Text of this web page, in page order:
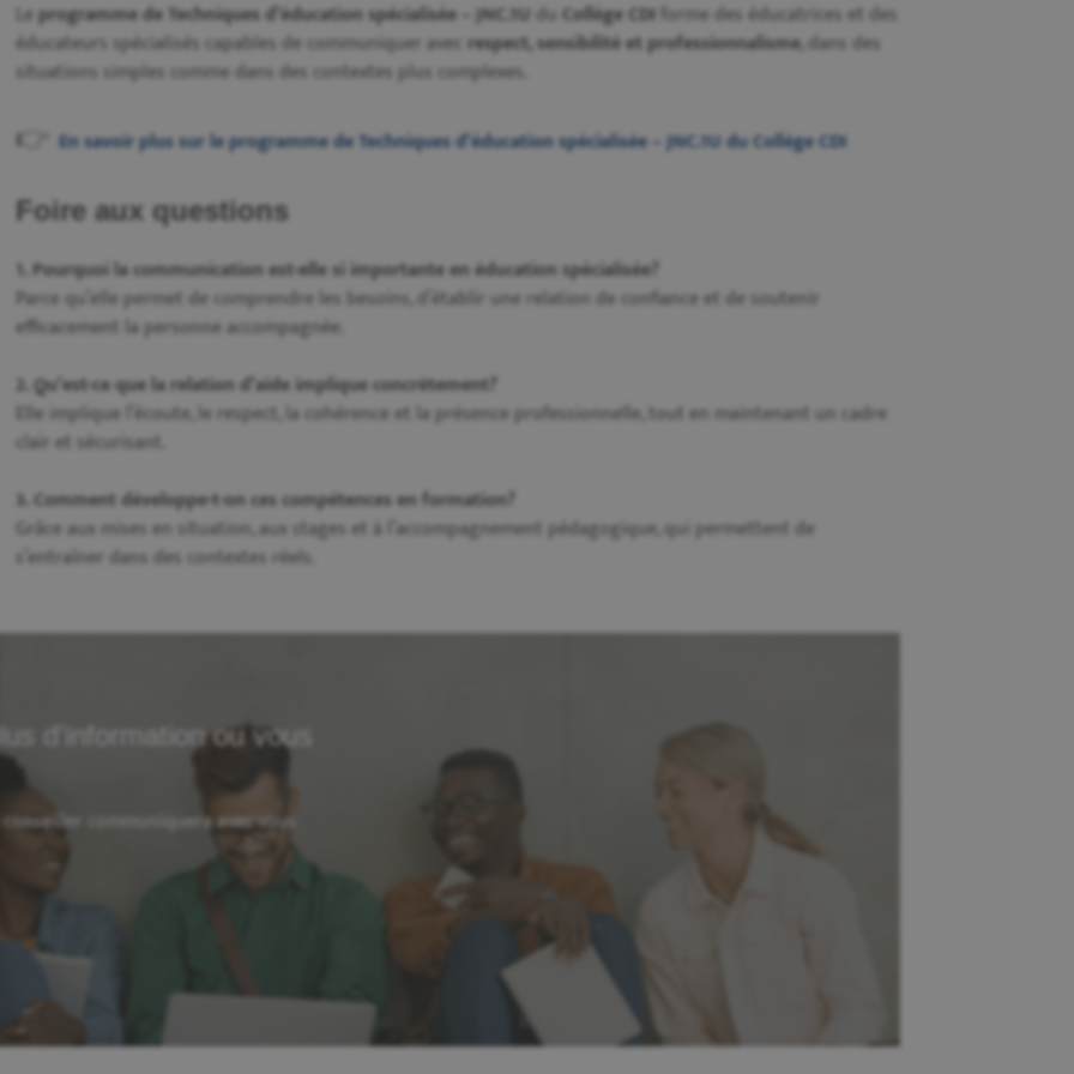
Leprogramme de Techniques d’éducation spécialisée – JNC.1U duCollège CDIforme des éducatrices et des
éducateurs spécialisés capables de communiquer avecrespect, sensibilité et professionnalisme , dans des
situations simples comme dans des contextes plus complexes.
👉En savoir plus sur le programme de Techniques d’éducation spécialisée – JNC.1U du Collège CDI
Foire aux questions
1. Pourquoi la communication est-elle si importante en éducation spécialisée?
Parce qu’elle permet de comprendre les besoins, d’établir une relation de confiance et de soutenir
efficacement la personne accompagnée.
2. Qu’est-ce que la relation d’aide implique concrètement?
Elle implique l’écoute, le respect, la cohérence et la présence professionnelle, tout en maintenant un cadre
clair et sécurisant.
3. Comment développe-t-on ces compétences en formation?
Grâce aux mises en situation, aux stages et à l’accompagnement pédagogique, qui permettent de
s’entraîner dans des contextes réels.
d'information ou vous
communiquera avec vous